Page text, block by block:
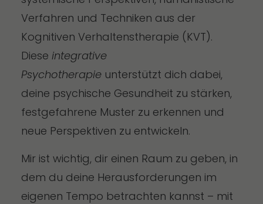
Verfahren und Techniken aus der
Kognitiven Verhaltenstherapie (KVT).
Diese integrative
Psychotherapieunterstützt dich dabei,
deine psychische Gesundheit zu stärken,
festgefahrene Muster zu erkennen und
neue Perspektiven zu entwickeln.
Mir ist wichtig, dir einen Raum zu geben, in
dem du deine Herausforderungen im
eigenen Tempo betrachten kannst – mit